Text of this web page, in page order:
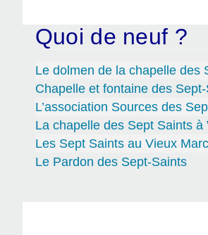
Quoi de neuf ?
Le dolmen de la chapelle des
Chapelle et fontaine des
L’association Sources des
La chapelle des Sept Saints à
Les Sept Saints au Vieux
Le Pardon des Sept-Saints